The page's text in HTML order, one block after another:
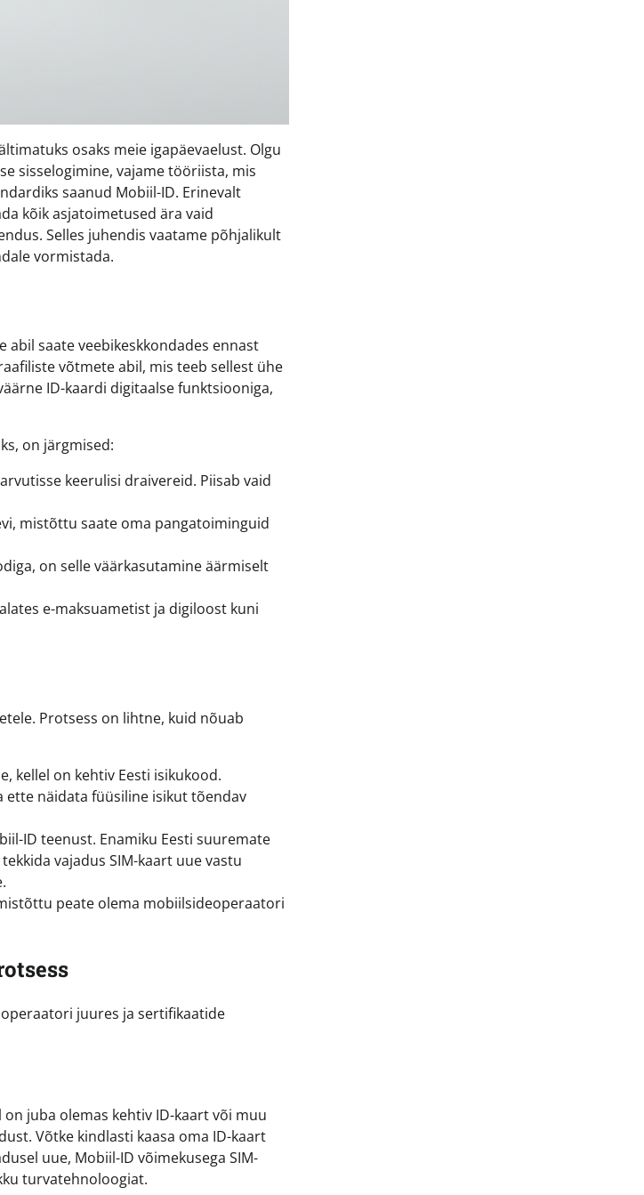
osaks meie igapäevaelust. Olgu
sisselogimine, vajame tööriista, mis
saanud Mobiil-ID. Erinevalt
kõik asjatoimetused ära vaid
Selles juhendis vaatame põhjalikult
vormistada.
saate veebikeskkondades ennast
võtmete abil, mis teeb sellest ühe
ID-kaardi digitaalse funktsiooniga,
on järgmised:
keerulisi draivereid. Piisab vaid
mistõttu saate oma pangatoiminguid
on selle väärkasutamine äärmiselt
e-maksuametist ja digiloost kuni
Protsess on lihtne, kuid nõuab
kellel on kehtiv Eesti isikukood.
ette näidata füüsiline isikut tõendav
ID teenust. Enamiku Eesti suuremate
vajadus SIM-kaart uue vastu
peate olema mobiilsideoperaatori
juures ja sertifikaatide
juba olemas kehtiv ID-kaart või muu
Võtke kindlasti kaasa oma ID-kaart
uue, Mobiil-ID võimekusega SIM-
turvatehnoloogiat.